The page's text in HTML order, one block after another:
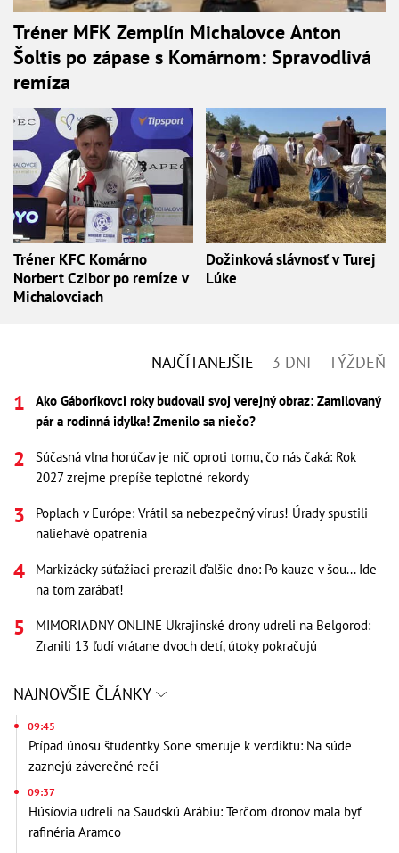
Tréner MFK Zemplín Michalovce Anton
Šoltis po zápase s Komárnom: Spravodlivá
remíza
Tréner KFC Komárno
Norbert Czibor po remíze v
Michalovciach
Dožinková slávnosť v Turej
Lúke
NAJČÍTANEJŠIE 3 DNI TÝŽDEŇ
Ako Gáboríkovci roky budovali svoj verejný obraz: Zamilovaný
pár a rodinná idylka! Zmenilo sa niečo?
Súčasná vlna horúčav je nič oproti tomu, čo nás čaká: Rok
2027 zrejme prepíše teplotné rekordy
Poplach v Európe: Vrátil sa nebezpečný vírus! Úrady spustili
naliehavé opatrenia
Markizácky súťažiaci prerazil ďalšie dno: Po kauze v šou... Ide
na tom zarábať!
MIMORIADNY ONLINE Ukrajinské drony udreli na Belgorod:
Zranili 13 ľudí vrátane dvoch detí, útoky pokračujú
NAJNOVŠIE ČLÁNKY
09:45
Prípad únosu študentky Sone smeruje k verdiktu: Na súde
zaznejú záverečné reči
09:37
Húsíovia udreli na Saudskú Arábiu: Terčom dronov mala byť
rafinéria Aramco